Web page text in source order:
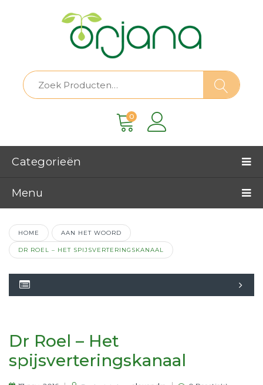
0
Categorieën
Menu
HOME AAN HET WOORD
DR ROEL – HET SPIJSVERTERINGSKANAAL
Dr Roel – Het
spijsverteringskanaal